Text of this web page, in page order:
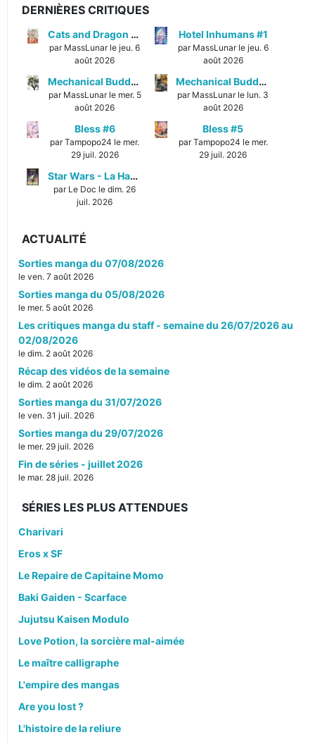
DERNIÈRES CRITIQUES
Cats and Dragon #3
par MassLunar le jeu. 6
août 2026
Hotel Inhumans #1
par MassLunar le jeu. 6
août 2026
Mechanical Buddy Universe #1
par MassLunar le mer. 5
août 2026
Mechanical Buddy Universe #0
par MassLunar le lun. 3
août 2026
Bless #6
par Tampopo24 le mer.
29 juil. 2026
Bless #5
par Tampopo24 le mer.
29 juil. 2026
Star Wars - La Haute République - Un équilibre fragile
par Le Doc le dim. 26
juil. 2026
ACTUALITÉ
Sorties manga du 07/08/2026
le ven. 7 août 2026
Sorties manga du 05/08/2026
le mer. 5 août 2026
Les critiques manga du staff - semaine du 26/07/2026 au
02/08/2026
le dim. 2 août 2026
Récap des vidéos de la semaine
le dim. 2 août 2026
Sorties manga du 31/07/2026
le ven. 31 juil. 2026
Sorties manga du 29/07/2026
le mer. 29 juil. 2026
Fin de séries - juillet 2026
le mar. 28 juil. 2026
SÉRIES LES PLUS ATTENDUES
Charivari
Eros x SF
Le Repaire de Capitaine Momo
Baki Gaiden - Scarface
Jujutsu Kaisen Modulo
Love Potion, la sorcière mal-aimée
Le maître calligraphe
L'empire des mangas
Are you lost ?
L'histoire de la reliure